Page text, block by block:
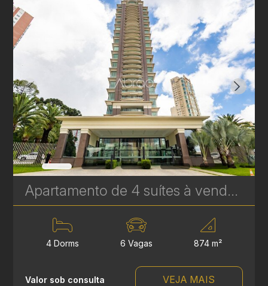
Apartamento de 4 suítes à venda no Palazzo Lumini, Ecoville - 874 m² | Ref. 1767
4 Dorms 6 Vagas 874 m²
Valor sob consulta VEJA MAIS